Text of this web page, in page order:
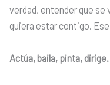
verdad, entender que se
quiera estar contigo. Ese
Actúa, baila, pinta,